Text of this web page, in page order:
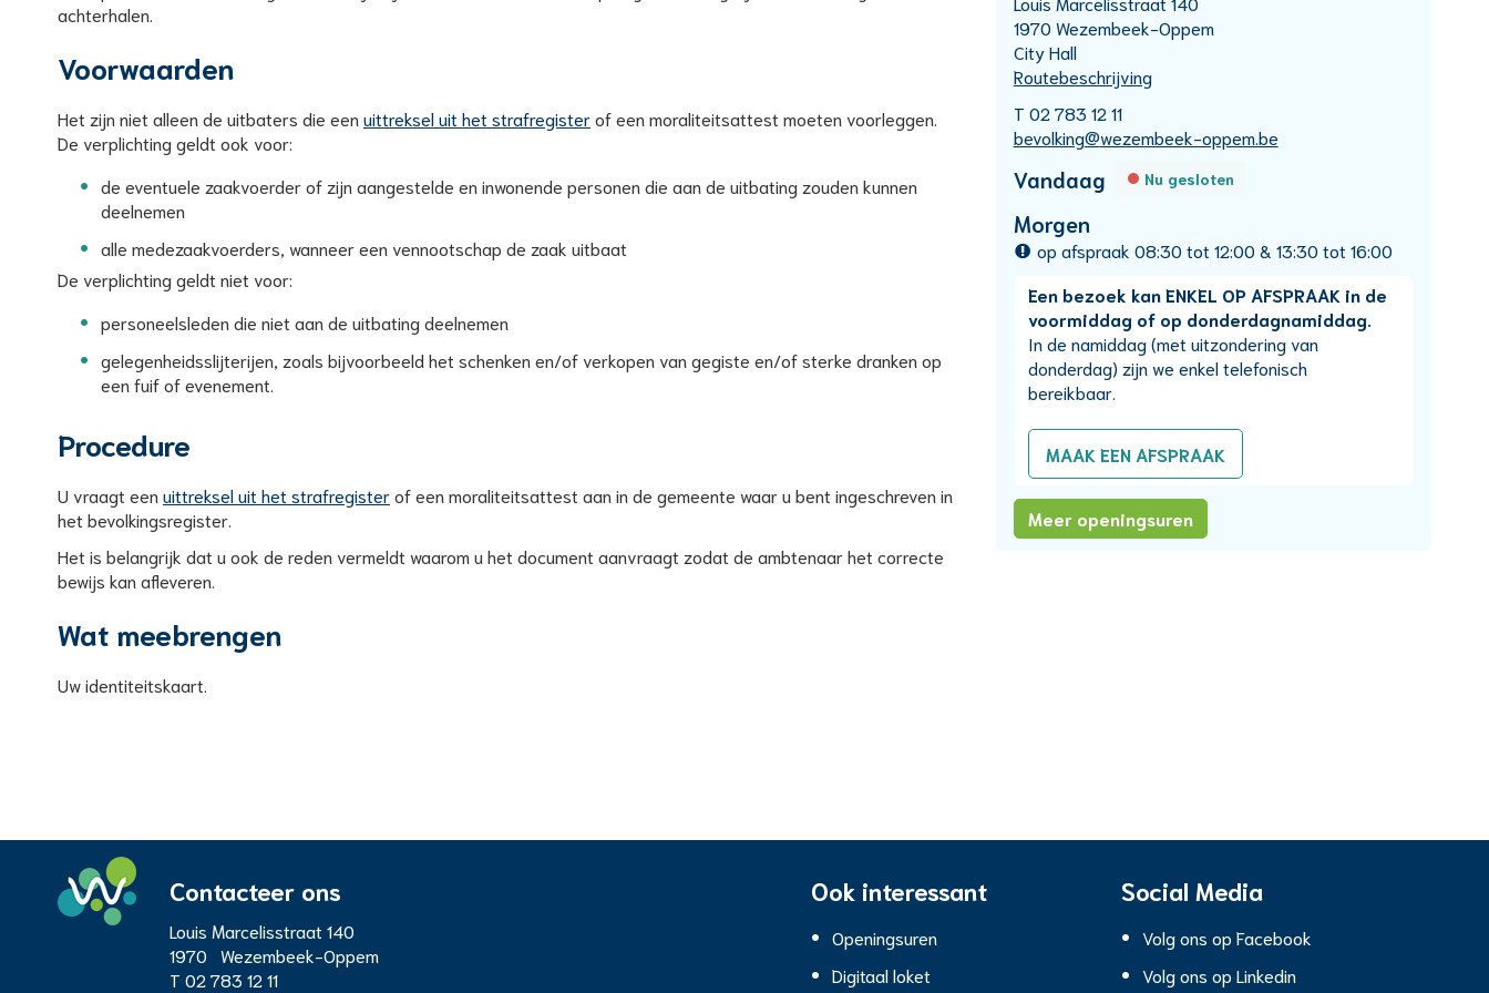
achterhalen.
Voorwaarden
Het zijn niet alleen de uitbaters die een uittreksel uit het strafregisterof een moraliteitsattest moeten voorleggen.
De verplichting geldt ook voor:
de eventuele zaakvoerder of zijn aangestelde en inwonende personen die aan de uitbating zouden kunnen
deelnemen
alle medezaakvoerders, wanneer een vennootschap de zaak uitbaat
De verplichting geldt niet voor:
personeelsleden die niet aan de uitbating deelnemen
gelegenheidsslijterijen, zoals bijvoorbeeld het schenken en/of verkopen van gegiste en/of sterke dranken op
een fuif of evenement.
Procedure
U vraagt een uittreksel uit het strafregisterof een moraliteitsattest aan in de gemeente waar u bent ingeschreven in
het bevolkingsregister.
Het is belangrijk dat u ook de reden vermeldt waarom u het document aanvraagt zodat de ambtenaar het correcte
bewijs kan afleveren.
Wat meebrengen
Uw identiteitskaart.
,1970 Wezembeek-Oppem
City Hall
Routebeschrijving
T 02 783 12 11
E-
bevolking@wezembeek-oppem.be
Openingsuren
Vandaag Nu gesloten
Morgen
op afspraak 08:30 tot 12:00 & 13:30 tot 16:00
Een bezoek kan ENKEL OP AFSPRAAK in de
voormiddag of op donderdagnamiddag.
In de namiddag (met uitzondering van
donderdag) zijn we enkel telefonisch
bereikbaar.
MAAK EEN AFSPRAAK
Meer openingsurenAfdeling
burgerzaken
Contacteer ons
Administratief
Adres
Louis Marcelisstraat 140
1970
Wezembeek-Oppem
T 02 783 12 11
Ook interessant
Openingsuren
Digitaal loket
Social Media
Volg ons op Facebook
Volg ons op Linkedin